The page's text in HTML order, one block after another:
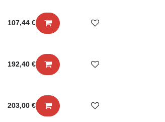
107,44 €
192,40 €
203,00 €